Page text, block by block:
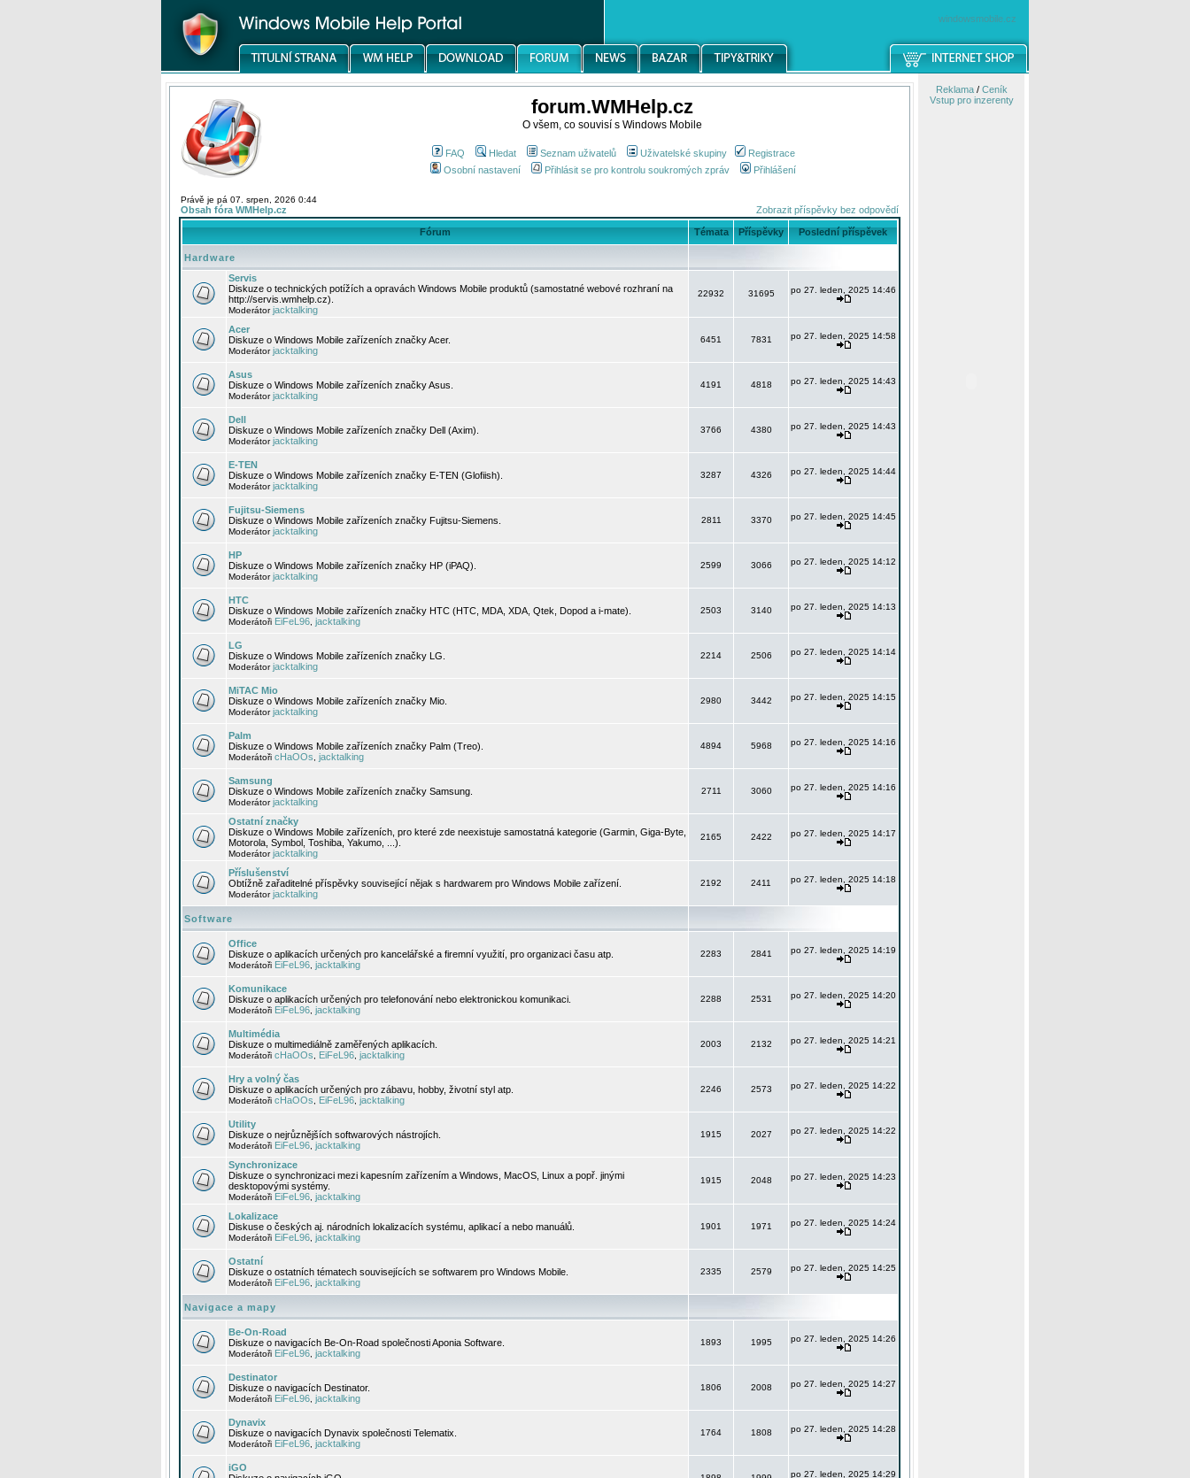
windowsmobile.cz
forum.WMHelp.cz
O všem, co souvisí s Windows Mobile
FAQ Hledat Seznam uživatelů Uživatelské skupiny
Registrace
Osobní nastavení
Přihlásit se pro kontrolu soukromých zpráv Přihlášení
Právě je pá 07. srpen, 2026 0:44
Obsah fóra WMHelp.cz Zobrazit příspěvky bez odpovědí
Fórum Témata Příspěvky Poslední příspěvek
Hardware
Servis
Diskuze o technických potížích a opravách Windows Mobile produktů (samostatné webové rozhraní na
http://servis.wmhelp.cz).
Moderátorjacktalking
22932 31695 po 27. leden, 2025 14:46
Acer
Diskuze o Windows Mobile zařízeních značky Acer.
Moderátorjacktalking
6451 7831 po 27. leden, 2025 14:58
Asus
Diskuze o Windows Mobile zařízeních značky Asus.
Moderátorjacktalking
4191 4818 po 27. leden, 2025 14:43
Dell
Diskuze o Windows Mobile zařízeních značky Dell (Axim).
Moderátorjacktalking
3766 4380 po 27. leden, 2025 14:43
E-TEN
Diskuze o Windows Mobile zařízeních značky E-TEN (Glofiish).
Moderátorjacktalking
3287 4326 po 27. leden, 2025 14:44
Fujitsu-Siemens
Diskuze o Windows Mobile zařízeních značky Fujitsu-Siemens.
Moderátorjacktalking
2811 3370 po 27. leden, 2025 14:45
HP
Diskuze o Windows Mobile zařízeních značky HP (iPAQ).
Moderátorjacktalking
2599 3066 po 27. leden, 2025 14:12
HTC
Diskuze o Windows Mobile zařízeních značky HTC (HTC, MDA, XDA, Qtek, Dopod a i-mate).
Moderátoři EiFeL96 jacktalking
2503 3140 po 27. leden, 2025 14:13
LG
Diskuze o Windows Mobile zařízeních značky LG.
Moderátorjacktalking
2214 2506 po 27. leden, 2025 14:14
MiTAC Mio
Diskuze o Windows Mobile zařízeních značky Mio.
Moderátorjacktalking
2980 3442 po 27. leden, 2025 14:15
Palm
Diskuze o Windows Mobile zařízeních značky Palm (Treo).
Moderátoři cHaOOs jacktalking
4894 5968 po 27. leden, 2025 14:16
Samsung
Diskuze o Windows Mobile zařízeních značky Samsung.
Moderátorjacktalking
2711 3060 po 27. leden, 2025 14:16
Ostatní značky
Diskuze o Windows Mobile zařízeních, pro které zde neexistuje samostatná kategorie (Garmin, Giga-Byte,
Motorola, Symbol, Toshiba, Yakumo, ...).
Moderátorjacktalking
2165 2422 po 27. leden, 2025 14:17
Příslušenství
Obtížně zařaditelné příspěvky související nějak s hardwarem pro Windows Mobile zařízení.
Moderátorjacktalking
2192 2411 po 27. leden, 2025 14:18
Software
Office
Diskuze o aplikacích určených pro kancelářské a firemní využití, pro organizaci času atp.
Moderátoři EiFeL96 jacktalking
2283 2841 po 27. leden, 2025 14:19
Komunikace
Diskuze o aplikacích určených pro telefonování nebo elektronickou komunikaci.
Moderátoři EiFeL96 jacktalking
2288 2531 po 27. leden, 2025 14:20
Multimédia
Diskuze o multimediálně zaměřených aplikacích.
Moderátoři cHaOOs EiFeL96 jacktalking
2003 2132 po 27. leden, 2025 14:21
Hry a volný čas
Diskuze o aplikacích určených pro zábavu, hobby, životní styl atp.
Moderátoři cHaOOs EiFeL96 jacktalking
2246 2573 po 27. leden, 2025 14:22
Utility
Diskuze o nejrůznějších softwarových nástrojích.
Moderátoři EiFeL96 jacktalking
1915 2027 po 27. leden, 2025 14:22
Synchronizace
Diskuze o synchronizaci mezi kapesním zařízením a Windows, MacOS, Linux a popř. jinými
desktopovými systémy.
Moderátoři EiFeL96 jacktalking
1915 2048 po 27. leden, 2025 14:23
Lokalizace
Diskuse o českých aj. národních lokalizacích systému, aplikací a nebo manuálů.
Moderátoři EiFeL96 jacktalking
1901 1971 po 27. leden, 2025 14:24
Ostatní
Diskuze o ostatních tématech souvisejících se softwarem pro Windows Mobile.
Moderátoři EiFeL96 jacktalking
2335 2579 po 27. leden, 2025 14:25
Navigace a mapy
Be-On-Road
Diskuze o navigacích Be-On-Road společnosti Aponia Software.
Moderátoři EiFeL96 jacktalking
1893 1995 po 27. leden, 2025 14:26
Destinator
Diskuze o navigacích Destinator.
Moderátoři EiFeL96 jacktalking
1806 2008 po 27. leden, 2025 14:27
Dynavix
Diskuze o navigacích Dynavix společnosti Telematix.
Moderátoři EiFeL96 jacktalking
1764 1808 po 27. leden, 2025 14:28
iGO
po 27. leden, 2025 14:29
Reklama/ Ceník
Vstup pro inzerenty